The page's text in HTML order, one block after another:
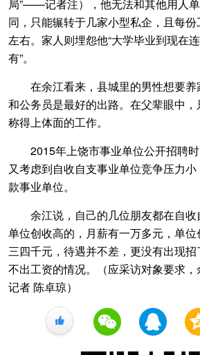
局”——记者注），他无法和其他用人
同，只能辗转于几家小型私企，且每
左右。家人则埋怨他“大学毕业到现在
有”。
在余江看来，县城里的男性想要养
和公务员是最好的出路。在父辈眼中
称得上体面的工作。
2015年上饶市事业单位公开招聘时
又考虑到自收自支事业单位竞争压力
款事业单位。
余江说，自己的几位朋友都在自收
单位创收高的，月薪有一万多元，单
三四千元，待遇并不差，更没有出现
不出工资的情况。（应采访对象要求
记者 陈卓琼）
+1